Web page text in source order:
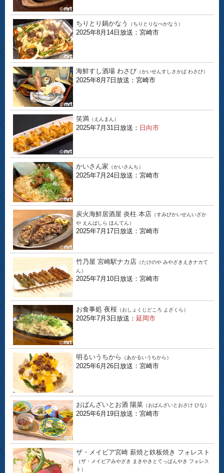
ちりとり鍋かなう （ちりとりなべかなう）
2025年8月14日放送：宮崎市
海鮮すし酒場 わさび （かいせんすしさかば わさび）
2025年8月7日放送：宮崎市
笑満 （えんまん）
2025年7月31日放送： 日向市
かいさん家 （かいさんち）
2025年7月24日放送：宮崎市
炭火海鮮居酒屋 炎柱 本店 （すみびかいせんいざか
や えんばしら ほんてん）
2025年7月17日放送：宮崎市
竹乃屋 宮崎駅ナカ店 （たけのや みやざきえきナカて
ん）
2025年7月10日放送：宮崎市
お食事処 夜桜 （おしょくじどころ よざくら）
2025年7月3日放送： 延岡市
明るいうちから （あかるいうちから）
2025年6月26日放送：宮崎市
おばんざいとお酒 陽菜 （おばんざいとおさけ ひな）
2025年6月19日放送：宮崎市
ザ・メイビア宮崎 薪焼と鉄板焼き フォレスト
（ザ・メイビアみやざき まきやきとてっぱんやき フォレス
ト）